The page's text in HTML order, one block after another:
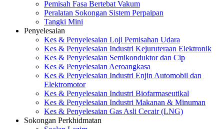
Pemisah Fasa Bertebat Vakum
Peralatan Sokongan Sistem Perpaipan
Tangki Mini
Penyelesaian
Kes & Penyelesaian Loji Pemisahan Udara
Kes & Penyelesaian Industri Kejuruteraan Elektronik
Kes & Penyelesaian Semikonduktor dan Cip
Kes & Penyelesaian Aeroangkasa
Kes & Penyelesaian Industri Enjin Automobil dan
Elektromotor
Kes & Penyelesaian Industri Biofarmaseutikal
Kes & Penyelesaian Industri Makanan & Minuman
Kes & Penyelesaian Gas Asli Cecair (LNG)
Sokongan Perkhidmatan